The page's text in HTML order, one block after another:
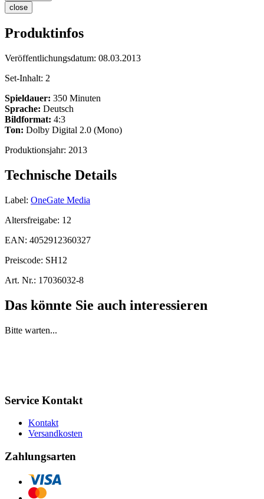
close
Produktinfos
Veröffentlichungsdatum: 08.03.2013
Set-Inhalt: 2
Spieldauer: 350 Minuten
Sprache: Deutsch
Bildformat: 4:3
Ton: Dolby Digital 2.0 (Mono)
Produktionsjahr: 2013
Technische Details
Label: OneGate Media
Altersfreigabe: 12
EAN: 4052912360327
Preiscode: SH12
Art. Nr.: 17036032-8
Das könnte Sie auch interessieren
Bitte warten...
Service Kontakt
Kontakt
Versandkosten
Zahlungsarten